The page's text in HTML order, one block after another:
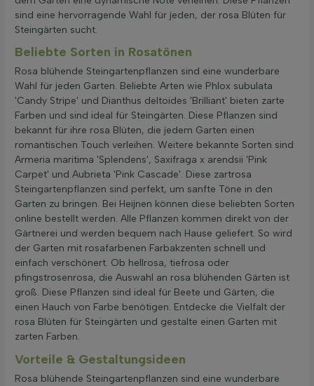
sind eine hervorragende Wahl für jeden, der rosa Blüten für
Steingärten sucht.
Beliebte Sorten in Rosatönen
Rosa blühende Steingartenpflanzen sind eine wunderbare
Wahl für jeden Garten. Beliebte Arten wie Phlox subulata
'Candy Stripe' und Dianthus deltoides 'Brilliant' bieten zarte
Farben und sind ideal für Steingärten. Diese Pflanzen sind
bekannt für ihre rosa Blüten, die jedem Garten einen
romantischen Touch verleihen. Weitere bekannte Sorten sind
Armeria maritima 'Splendens', Saxifraga x arendsii 'Pink
Carpet' und Aubrieta 'Pink Cascade'. Diese zartrosa
Steingartenpflanzen sind perfekt, um sanfte Töne in den
Garten zu bringen. Bei Heijnen können diese beliebten Sorten
online bestellt werden. Alle Pflanzen kommen direkt von der
Gärtnerei und werden bequem nach Hause geliefert. So wird
der Garten mit rosafarbenen Farbakzenten schnell und
einfach verschönert. Ob hellrosa, tiefrosa oder
pfingstrosenrosa, die Auswahl an rosa blühenden Gärten ist
groß. Diese Pflanzen sind ideal für Beete und Gärten, die
einen Hauch von Farbe benötigen. Entdecke die Vielfalt der
rosa Blüten für Steingärten und gestalte einen Garten mit
zarten Farben.
Vorteile & Gestaltungsideen
Rosa blühende Steingartenpflanzen sind eine wunderbare